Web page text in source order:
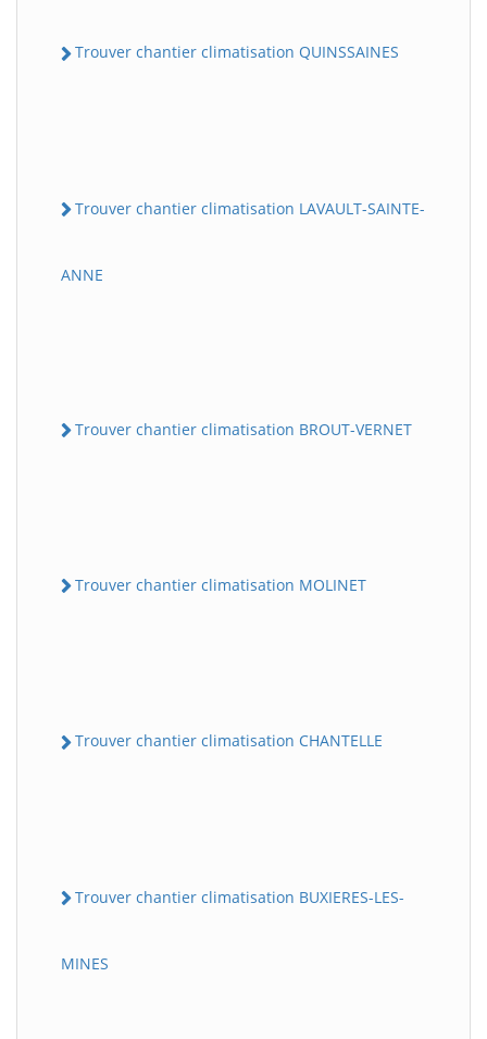
Trouver chantier climatisation QUINSSAINES
Trouver chantier climatisation LAVAULT-SAINTE-
ANNE
Trouver chantier climatisation BROUT-VERNET
Trouver chantier climatisation MOLINET
Trouver chantier climatisation CHANTELLE
Trouver chantier climatisation BUXIERES-LES-
MINES